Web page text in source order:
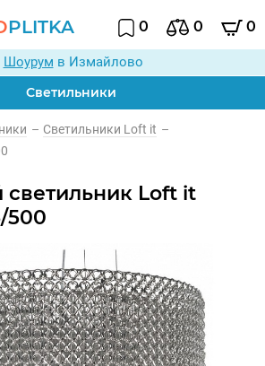
PLITKA 0 0 0
Шоурум в Измайлово
Светильники
– Светильники Loft it –
светильник Loft it
500